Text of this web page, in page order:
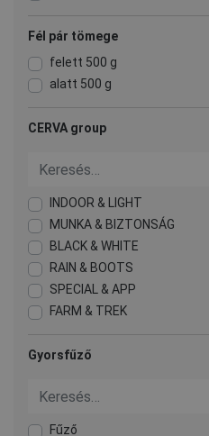
Fél pár tömege
felett 500 g
alatt 500 g
CERVA group
INDOOR & LIGHT
MUNKA & BIZTONSÁG
BLACK & WHITE
RAIN & BOOTS
SPECIAL & APP
FARM & TREK
Gyorsfűző
Fűző